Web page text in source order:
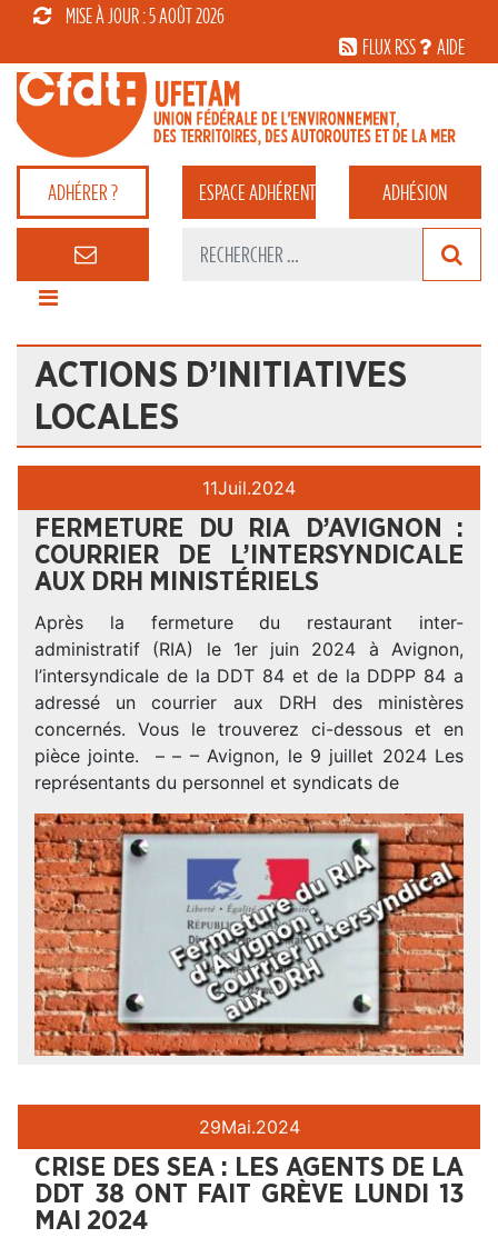
MISE À JOUR : 5 AOÛT 2026
FLUX RSS
AIDE
ADHÉRER ? ESPACEADHÉRENT ADHÉSION
ACTIONS D’INITIATIVES
LOCALES
11Juil.2024
FERMETURE DU RIA D’AVIGNON :
COURRIER DE L’INTERSYNDICALE
AUX DRH MINISTÉRIELS
Après la fermeture du restaurant inter-
administratif (RIA) le 1er juin 2024 à Avignon,
l’intersyndicale de la DDT 84 et de la DDPP 84 a
adressé un courrier aux DRH des ministères
concernés. Vous le trouverez ci-dessous et en
pièce jointe. – – – Avignon, le 9 juillet 2024 Les
représentants du personnel et syndicats de
29Mai.2024
CRISE DES SEA : LES AGENTS DE LA
DDT 38 ONT FAIT GRÈVE LUNDI 13
MAI 2024